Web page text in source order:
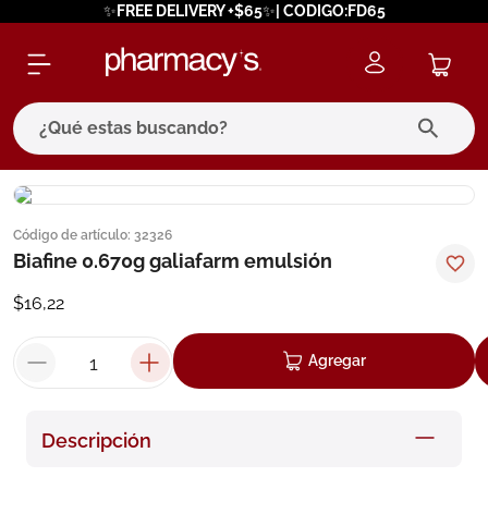
✨FREE DELIVERY +$65✨| CODIGO:FD65
¿Qué estas buscando?
Código de artículo: 32326
Biafine 0.670g galiafarm emulsión
$16,22
Agregar
Descripción
términos más buscados
1. eucerin
pilexil
5. cerave
6 degraler